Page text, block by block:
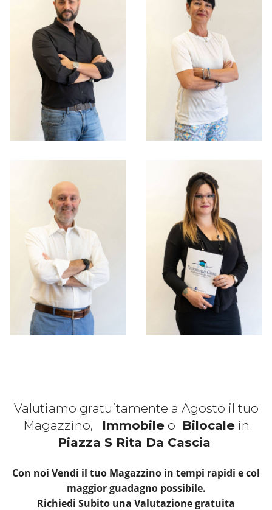
Valutiamo gratuitamente a Agosto il tuo
Magazzino, Immobileo Bilocalein
Piazza S Rita Da Cascia
Con noi Vendi il tuo Magazzino in tempi rapidi e col
maggior guadagno possibile.
Richiedi Subito una Valutazione gratuita